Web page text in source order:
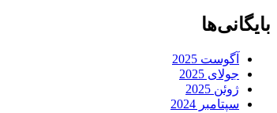
بایگانی‌ها
آگوست 2025
جولای 2025
ژوئن 2025
سپتامبر 2024